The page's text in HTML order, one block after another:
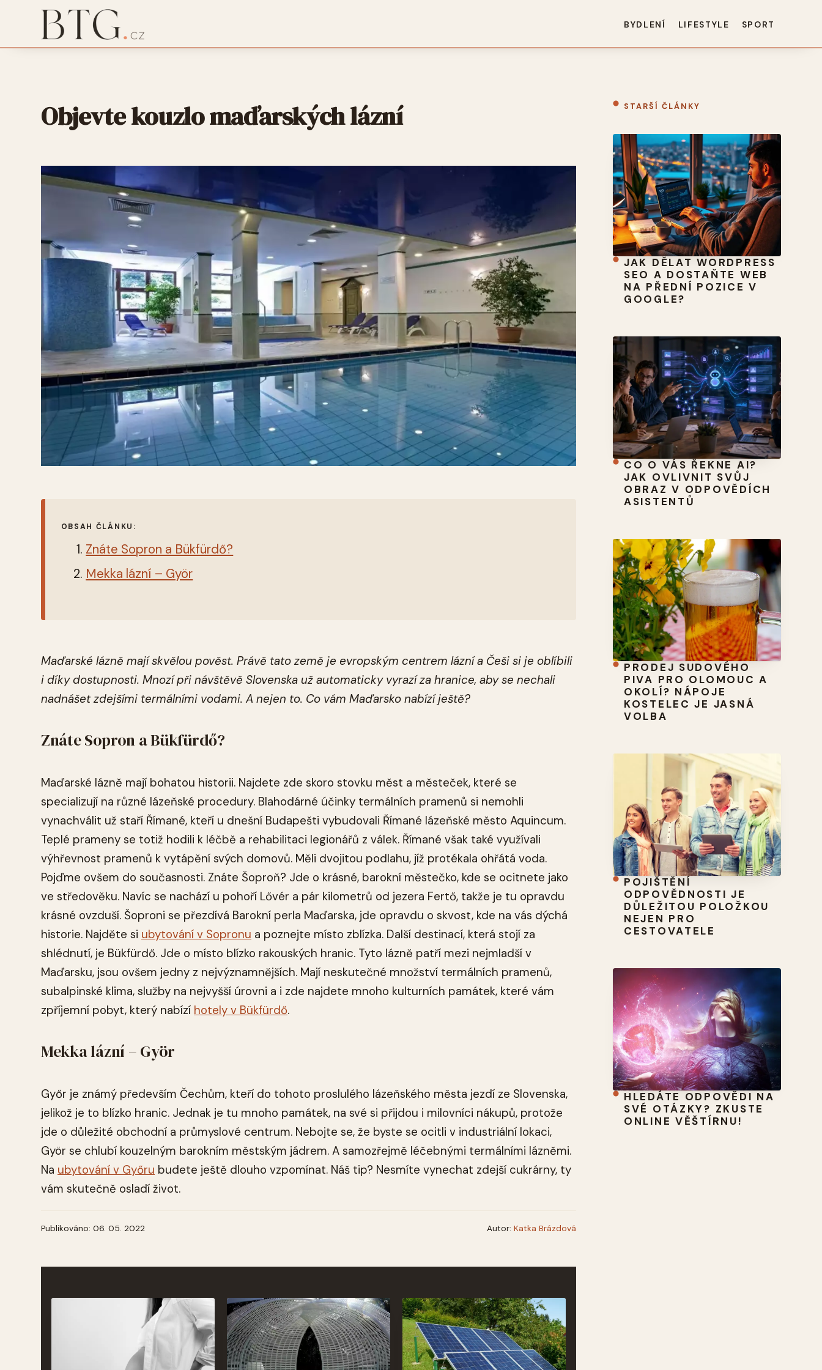
BYDLENÍ LIFESTYLE SPORT
Objevte kouzlo maďarských lázní
OBSAH ČLÁNKU:
Znáte Sopron a Bükfürdő?
Mekka lázní – Györ
Maďarské lázně mají skvělou pověst. Právě tato země je evropským centrem lázní a Češi si je oblíbili
i díky dostupnosti. Mnozí při návštěvě Slovenska už automaticky vyrazí za hranice, aby se nechali
nadnášet zdejšími termálními vodami. A nejen to. Co vám Maďarsko nabízí ještě?
Znáte Sopron a Bükfürdő?
Maďarské lázně mají bohatou historii. Najdete zde skoro stovku měst a městeček, které se
specializují na různé lázeňské procedury. Blahodárné účinky termálních pramenů si nemohli
vynachválit už staří Římané, kteří u dnešní Budapešti vybudovali Římané lázeňské město Aquincum.
Teplé prameny se totiž hodili k léčbě a rehabilitaci legionářů z válek. Římané však také využívali
výhřevnost pramenů k vytápění svých domovů. Měli dvojitou podlahu, jíž protékala ohřátá voda.
Pojďme ovšem do současnosti. Znáte Šoproň? Jde o krásné, barokní městečko, kde se ocitnete jako
ve středověku. Navíc se nachází u pohoří Lővér a pár kilometrů od jezera Fertő, takže je tu opravdu
krásné ovzduší. Šoproni se přezdívá Barokní perla Maďarska, jde opravdu o skvost, kde na vás dýchá
historie. Najděte si ubytování v Sopronu a poznejte místo zblízka. Další destinací, která stojí za
shlédnutí, je Bükfürdő. Jde o místo blízko rakouských hranic. Tyto lázně patří mezi nejmladší v
Maďarsku, jsou ovšem jedny z nejvýznamnějších. Mají neskutečné množství termálních pramenů,
subalpinské klima, služby na nejvyšší úrovni a i zde najdete mnoho kulturních památek, které vám
zpříjemní pobyt, který nabízí hotely v Bükfürdő.
Mekka lázní – Györ
Győr je známý především Čechům, kteří do tohoto proslulého lázeňského města jezdí ze Slovenska,
jelikož je to blízko hranic. Jednak je tu mnoho památek, na své si přijdou i milovníci nákupů, protože
jde o důležité obchodní a průmyslové centrum. Nebojte se, že byste se ocitli v industriální lokaci,
Györ se chlubí kouzelným barokním městským jádrem. A samozřejmě léčebnými termálními lázněmi.
Na ubytování v Győru budete ještě dlouho vzpomínat. Náš tip? Nesmíte vynechat zdejší cukrárny, ty
vám skutečně osladí život.
Publikováno: 06. 05. 2022 Autor: Katka Brázdová
STARŠÍ ČLÁNKY
JAK DĚLAT WORDPRESS
SEO A DOSTAŇTE WEB
NA PŘEDNÍ POZICE V
GOOGLE?
CO O VÁS ŘEKNE AI?
JAK OVLIVNIT SVŮJ
OBRAZ V ODPOVĚDÍCH
ASISTENTŮ
PRODEJ SUDOVÉHO
PIVA PRO OLOMOUC A
OKOLÍ? NÁPOJE
KOSTELEC JE JASNÁ
VOLBA
POJIŠTĚNÍ
ODPOVĚDNOSTI JE
DŮLEŽITOU POLOŽKOU
NEJEN PRO
CESTOVATELE
HLEDÁTE ODPOVĚDI NA
SVÉ OTÁZKY? ZKUSTE
ONLINE VĚŠTÍRNU!